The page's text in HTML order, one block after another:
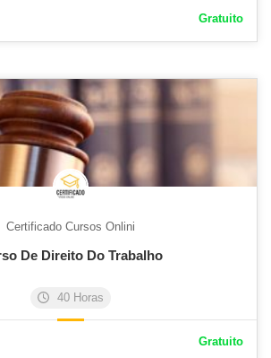
Gratuito
Certificado Cursos Onlini
De Direito Do Trabalho
40 Horas
Gratuito